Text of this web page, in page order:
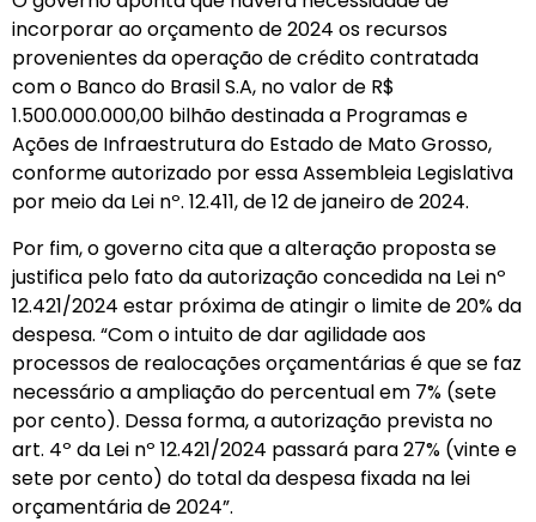
incorporar ao orçamento de 2024 os recursos
provenientes da operação de crédito contratada
com o Banco do Brasil S.A, no valor de R$
1.500.000.000,00 bilhão destinada a Programas e
Ações de Infraestrutura do Estado de Mato Grosso,
conforme autorizado por essa Assembleia Legislativa
por meio da Lei nº. 12.411, de 12 de janeiro de 2024.
Por fim, o governo cita que a alteração proposta se
justifica pelo fato da autorização concedida na Lei nº
12.421/2024 estar próxima de atingir o limite de 20% da
despesa. “Com o intuito de dar agilidade aos
processos de realocações orçamentárias é que se faz
necessário a ampliação do percentual em 7% (sete
por cento). Dessa forma, a autorização prevista no
art. 4º da Lei nº 12.421/2024 passará para 27% (vinte e
sete por cento) do total da despesa fixada na lei
orçamentária de 2024”.